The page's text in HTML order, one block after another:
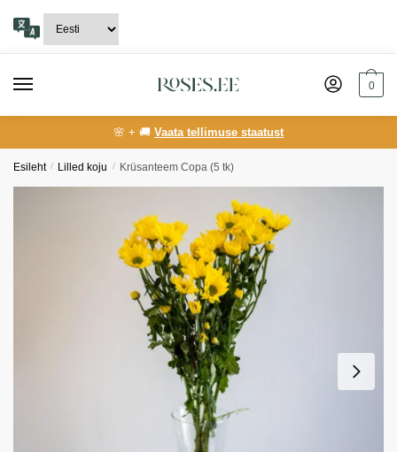
navigation
content
0
🌸 + 🚚 Vaata tellimuse staatust
Esileht / Lilled koju / Krüsanteem Copa (5 tk)